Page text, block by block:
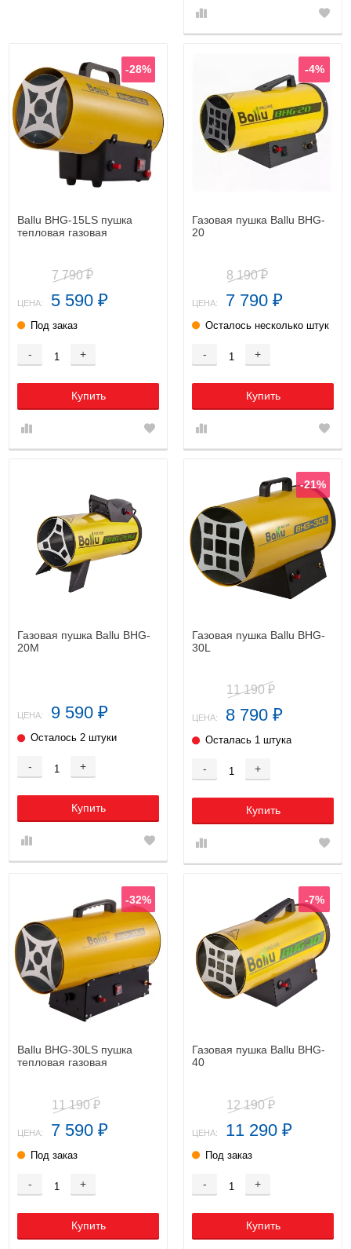
-28%
Ballu BHG-15LS пушка
тепловая газовая
7 790₽
ЦЕНА: 5 590 ₽
Под заказ
- +
Купить
-4%
Газовая пушка Ballu BHG-
20
8 190₽
ЦЕНА: 7 790 ₽
Осталось несколько штук
- +
Купить
Газовая пушка Ballu BHG-
20M
ЦЕНА: 9 590 ₽
Осталось 2 штуки
- +
Купить
-21%
Газовая пушка Ballu BHG-
30L
11 190 ₽
ЦЕНА: 8 790 ₽
Осталась 1 штука
- +
Купить
-32%
Ballu BHG-30LS пушка
тепловая газовая
11 190 ₽
ЦЕНА: 7 590 ₽
Под заказ
- +
Купить
-7%
Газовая пушка Ballu BHG-
40
12 190 ₽
ЦЕНА: 11 290 ₽
Под заказ
- +
Купить